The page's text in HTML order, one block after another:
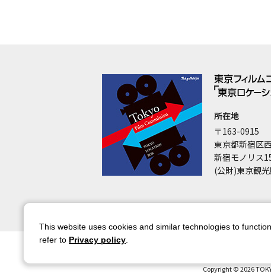
所在地
〒163-0915
東京都新宿区
新宿モノリス
(公財)東京観
Copyright © 2026
This website uses cookies and similar technologies to
refer to Privacy policy